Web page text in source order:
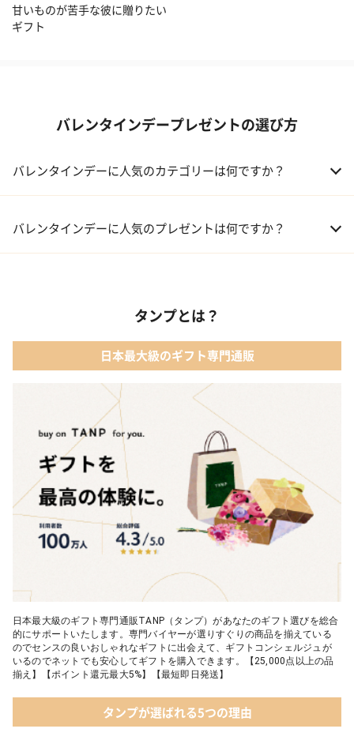
甘いものが苦手な彼に贈りたい
ギフト
バレンタインデープレゼントの選び方
バレンタインデーに人気のカテゴリーは何ですか？
02 メイクアップ
04 ファッション小物
05 入浴剤・バスケア
バレンタインデーに人気のプレゼントは何ですか？
02 【名入れギフト】フラワーティントリップ［日本限定ピンクゴ
03 ショコラフレナチュール
04 ＜クランチチョコレート＞ダーク＆ミルク＆キャラメル＆ホワ
イト 60g
05 葉山のショコラ・カロ＜4個入＞
タンプとは？
日本最大級のギフト専門通販
日本最大級のギフト専門通販TANP（タンプ）があなたのギフト選びを総合
的にサポートいたします。専門バイヤーが選りすぐりの商品を揃えている
のでセンスの良いおしゃれなギフトに出会えて、ギフトコンシェルジュが
いるのでネットでも安心してギフトを購入できます。【25,000点以上の品
揃え】【ポイント還元最大5%】【最短即日発送】
タンプが選ばれる5つの理由